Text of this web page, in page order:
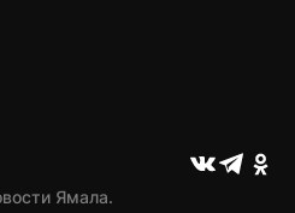
Ямала.